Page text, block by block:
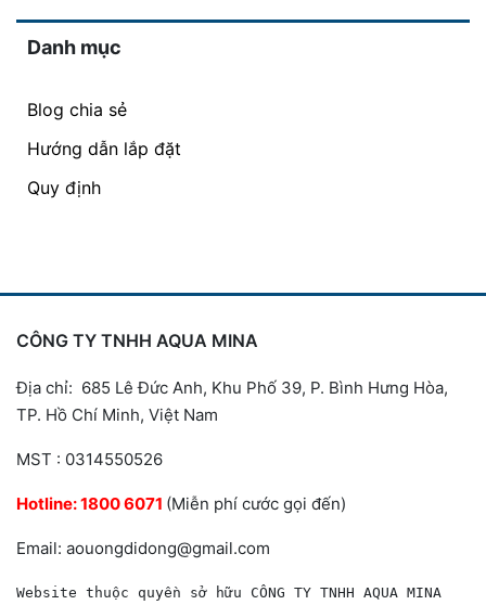
Danh mục
Blog chia sẻ
Hướng dẫn lắp đặt
Quy định
CÔNG TY TNHH AQUA MINA
Địa chỉ: 685 Lê Đức Anh, Khu Phố 39, P. Bình Hưng Hòa,
TP. Hồ Chí Minh, Việt Nam
MST : 0314550526
Hotline:1800 6071 (Miễn phí cước gọi đến)
Email: aouongdidong@gmail.com
Website thuộc quyền sở hữu CÔNG TY TNHH AQUA MINA